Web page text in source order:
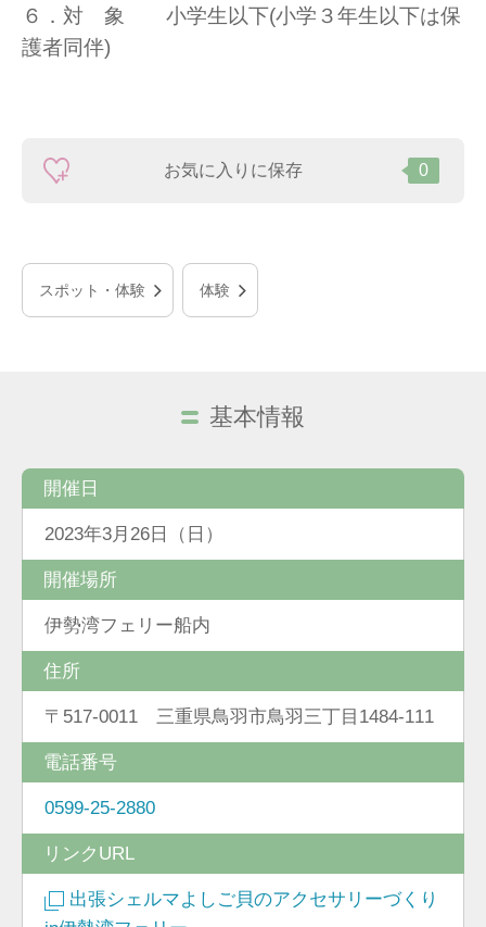
６．対 象 小学生以下(小学３年生以下は保
護者同伴)
お気に入りに保存 0
スポット・体験 体験
基本情報
開催日
2023年3月26日（日）
開催場所
伊勢湾フェリー船内
住所
〒517-0011 三重県鳥羽市鳥羽三丁目1484-111
電話番号
0599-25-2880
リンクURL
出張シェルマよしご貝のアクセサリーづくり